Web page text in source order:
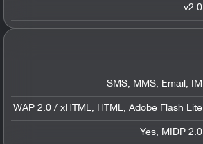
v2.0
SMS, MMS, Email, IM
WAP 2.0 / xHTML, HTML, Adobe Flash Lite
Yes, MIDP 2.0